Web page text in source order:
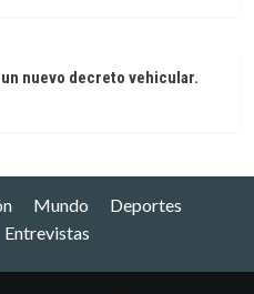
nuevo decreto vehicular.
Mundo
Deportes
Entrevistas